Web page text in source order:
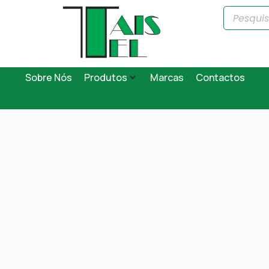
Sobre Nós Produtos Marcas Contactos